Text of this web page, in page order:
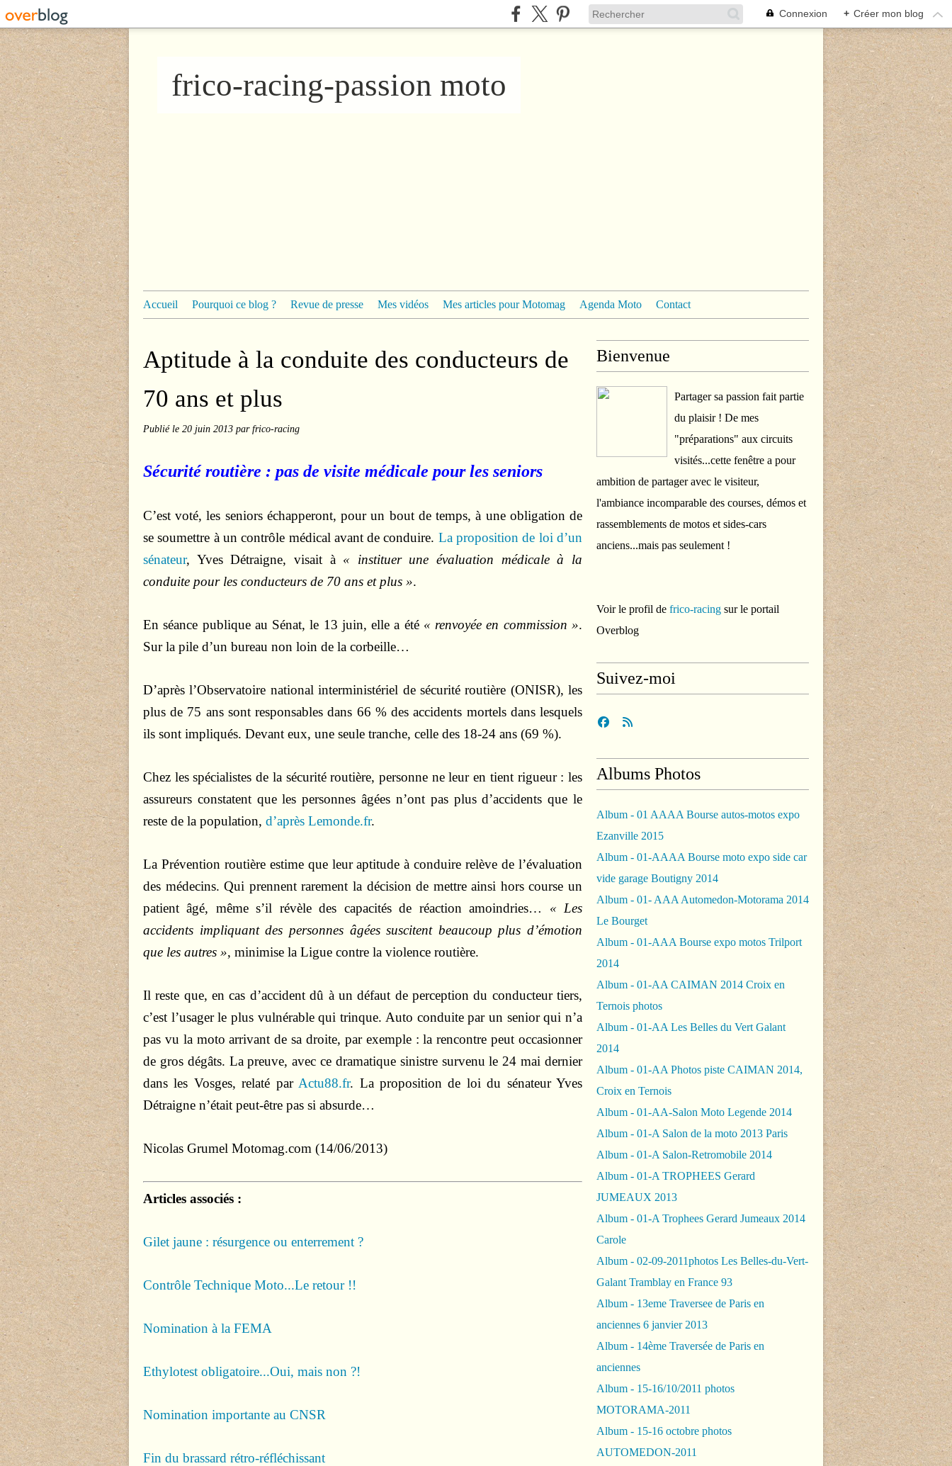
Connexion + Créer mon blog
frico-racing-passion moto
Accueil Pourquoi ce blog ? Revue de presse Mes vidéos Mes articles pour Motomag Agenda Moto Contact
Aptitude à la conduite des conducteurs de
70 ans et plus
Publié le 20 juin 2013 par frico-racing
Sécurité routière : pas de visite médicale pour les seniors
C’est voté, les seniors échapperont, pour un bout de temps, à une obligation de
se soumettre à un contrôle médical avant de conduire. La proposition de loi d’un
sénateur, Yves Détraigne, visait à « instituer une évaluation médicale à la
conduite pour les conducteurs de 70 ans et plus ».
En séance publique au Sénat, le 13 juin, elle a été « renvoyée en commission ».
Sur la pile d’un bureau non loin de la corbeille…
D’après l’Observatoire national interministériel de sécurité routière (ONISR), les
plus de 75 ans sont responsables dans 66 % des accidents mortels dans lesquels
ils sont impliqués. Devant eux, une seule tranche, celle des 18-24 ans (69 %).
Chez les spécialistes de la sécurité routière, personne ne leur en tient rigueur : les
assureurs constatent que les personnes âgées n’ont pas plus d’accidents que le
reste de la population, d’après Lemonde.fr.
La Prévention routière estime que leur aptitude à conduire relève de l’évaluation
des médecins. Qui prennent rarement la décision de mettre ainsi hors course un
patient âgé, même s’il révèle des capacités de réaction amoindries… « Les
accidents impliquant des personnes âgées suscitent beaucoup plus d’émotion
que les autres », minimise la Ligue contre la violence routière.
Il reste que, en cas d’accident dû à un défaut de perception du conducteur tiers,
c’est l’usager le plus vulnérable qui trinque. Auto conduite par un senior qui n’a
pas vu la moto arrivant de sa droite, par exemple : la rencontre peut occasionner
de gros dégâts. La preuve, avec ce dramatique sinistre survenu le 24 mai dernier
dans les Vosges, relaté par Actu88.fr. La proposition de loi du sénateur Yves
Détraigne n’était peut-être pas si absurde…
Nicolas Grumel Motomag.com (14/06/2013)
Articles associés :
Gilet jaune : résurgence ou enterrement ?
Contrôle Technique Moto...Le retour !!
Nomination à la FEMA
Ethylotest obligatoire...Oui, mais non ?!
Nomination importante au CNSR
Fin du brassard rétro-réfléchissant
Bienvenue
Partager sa passion fait partie
du plaisir ! De mes
"préparations" aux circuits
visités...cette fenêtre a pour
ambition de partager avec le visiteur,
l'ambiance incomparable des courses, démos et
rassemblements de motos et sides-cars
anciens...mais pas seulement !
Voir le profil de frico-racing sur le portail
Overblog
Suivez-moi
Albums Photos
Album - 01 AAAA Bourse autos-motos expo
Ezanville 2015
Album - 01-AAAA Bourse moto expo side car
vide garage Boutigny 2014
Album - 01- AAA Automedon-Motorama 2014
Le Bourget
Album - 01-AAA Bourse expo motos Trilport
2014
Album - 01-AA CAIMAN 2014 Croix en
Ternois photos
Album - 01-AA Les Belles du Vert Galant
2014
Album - 01-AA Photos piste CAIMAN 2014,
Croix en Ternois
Album - 01-AA-Salon Moto Legende 2014
Album - 01-A Salon de la moto 2013 Paris
Album - 01-A Salon-Retromobile 2014
Album - 01-A TROPHEES Gerard
JUMEAUX 2013
Album - 01-A Trophees Gerard Jumeaux 2014
Carole
Album - 02-09-2011photos Les Belles-du-Vert-
Galant Tramblay en France 93
Album - 13eme Traversee de Paris en
anciennes 6 janvier 2013
Album - 14ème Traversée de Paris en
anciennes
Album - 15-16/10/2011 photos
MOTORAMA-2011
Album - 15-16 octobre photos
AUTOMEDON-2011